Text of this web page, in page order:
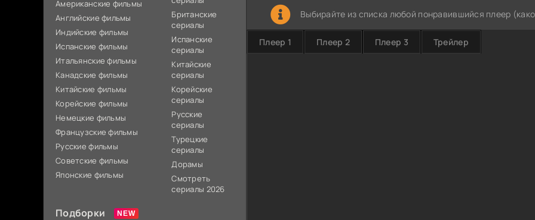
Выбирайте из списка любой понравившийся плеер
Плеер 1 Плеер 2 Плеер 3 Трейлер
Американские фильмы
Английские фильмы
Индийские фильмы
Испанские фильмы
Итальянские фильмы
Канадские фильмы
Китайские фильмы
Корейские фильмы
Немецкие фильмы
Французские фильмы
Русские фильмы
Советские фильмы
Японские фильмы
Британские
сериалы
Испанские
сериалы
Китайские
сериалы
Корейские
сериалы
Русские
сериалы
Турецкие
сериалы
Дорамы
Смотреть
сериалы 2026
Подборки